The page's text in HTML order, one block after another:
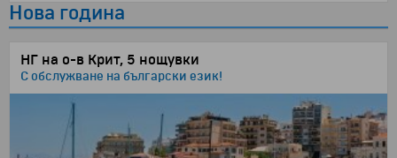
Нова година
НГ на о-в Крит, 5 нощувки
С обслужване на български език!